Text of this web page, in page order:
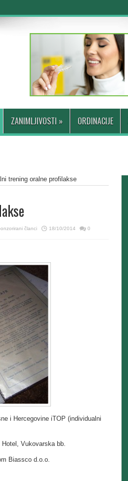
ZANIMLJIVOSTI » ORDINACIJE
trening oralne profilakse
članci 18/10/2014
0
i Hercegovine iTOP (individualni
Vukovarska bb.
Biassco d.o.o.